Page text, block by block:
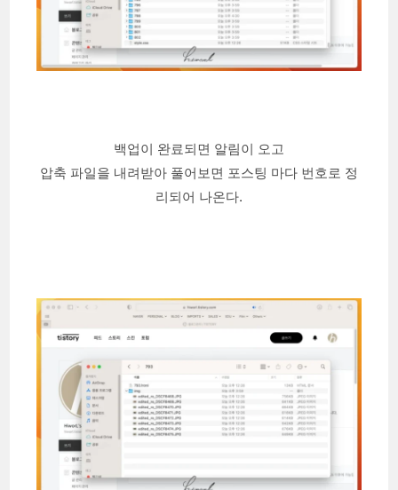
백업이 완료되면 알림이 오고
압축 파일을 내려받아 풀어보면 포스팅 마다 번호로 정
리되어 나온다.